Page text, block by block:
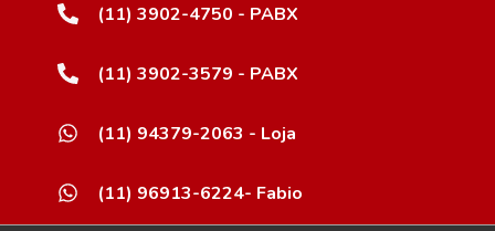
(11) 3902-4750 - PABX
(11) 3902-3579 - PABX
(11) 94379-2063 - Loja
(11) 96913-6224- Fabio